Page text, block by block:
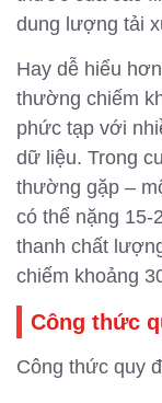
dung lượng tải
Hay dễ hiểu
thường chiếm
phức tạp với
dữ liệu. Trong
thường gặp –
có thể nặng 15-
thanh chất
chiếm khoảng
Công thức
Công thức quy